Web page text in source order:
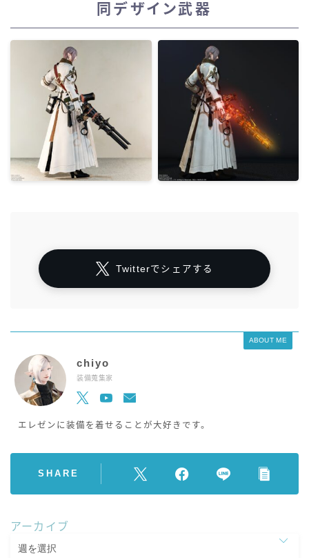
同デザイン武器
Twitterでシェアする
ABOUT ME
chiyo
装備蒐集家
エレゼンに装備を着せることが大好きです。
SHARE
アーカイブ